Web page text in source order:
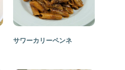
サワーカリーペンネ